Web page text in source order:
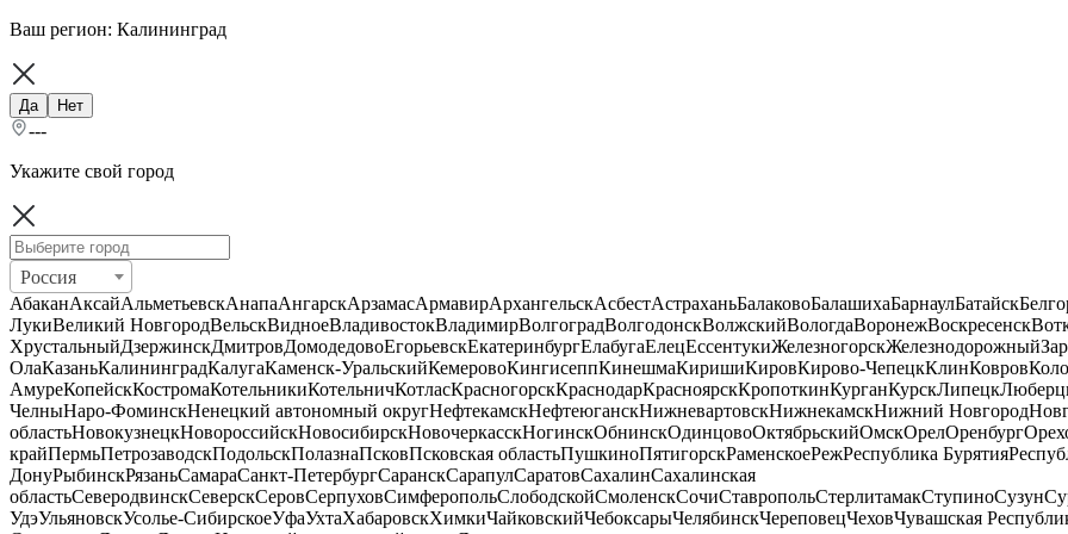
Ваш регион: Калининград
Да Нет
---
Укажите свой город
Россия
АбаканАксайАльметьевскАнапаАнгарскАрзамасАрмавирАрхангельскАсбестАстраханьБалаковоБалашихаБарнаулБатайск
ЛукиВеликий НовгородВельскВидноеВладивостокВладимирВолгоградВолгодонскВолжскийВологдаВоронежВоскресенск
ХрустальныйДзержинскДмитровДомодедовоЕгорьевскЕкатеринбургЕлабугаЕлецЕссентукиЖелезногорскЖелезнодорожный
ОлаКазаньКалининградКалугаКаменск-УральскийКемеровоКингисеппКинешмаКиришиКировКирово-ЧепецкКлинКовров
АмуреКопейскКостромаКотельникиКотельничКотласКрасногорскКраснодарКрасноярскКропоткинКурганКурскЛипецк
ЧелныНаро-ФоминскНенецкий автономный округНефтекамскНефтеюганскНижневартовскНижнекамскНижний Новгород
областьНовокузнецкНовороссийскНовосибирскНовочеркасскНогинскОбнинскОдинцовоОктябрьскийОмскОрелОренбург
крайПермьПетрозаводскПодольскПолазнаПсковПсковская областьПушкиноПятигорскРаменскоеРежРеспублика Бурятия
ДонуРыбинскРязаньСамараСанкт-ПетербургСаранскСарапулСаратовСахалинСахалинская
областьСеверодвинскСеверскСеровСерпуховСимферопольСлободскойСмоленскСочиСтавропольСтерлитамакСтупиноСузун
УдэУльяновскУсолье-СибирскоеУфаУхтаХабаровскХимкиЧайковскийЧебоксарыЧелябинскЧереповецЧеховЧувашская